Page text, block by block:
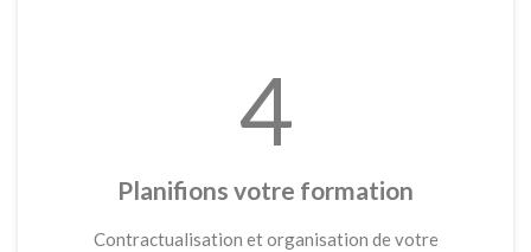
4
Planifions votre formation
Contractualisation et organisation de votre